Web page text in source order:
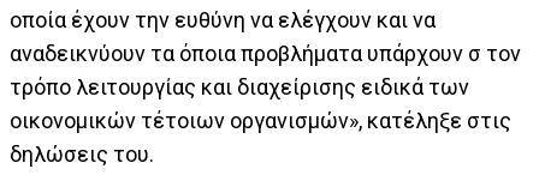
οποία έχουν την ευθύνη να ελέγχουν και να
αναδεικνύουν τα όποια προβλήματα υπάρχουν σ τον
τρόπο λειτουργίας και διαχείρισης ειδικά των
οικονομικών τέτοιων οργανισμών», κατέληξε στις
δηλώσεις του.